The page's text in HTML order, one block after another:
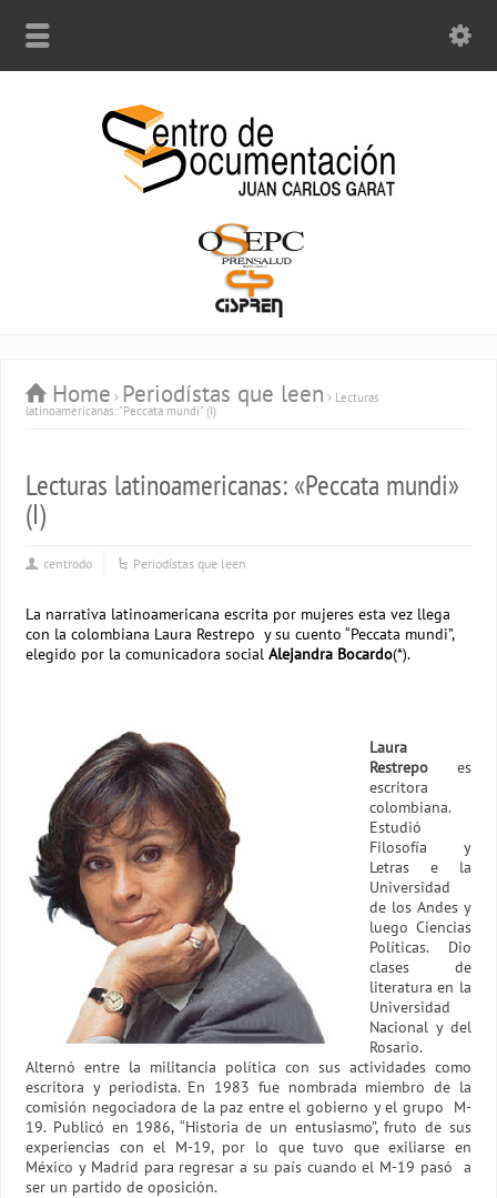
Home Periodístas que leen
Lecturas
latinoamericanas: "Peccata mundi" (I)
Lecturas latinoamericanas: «Peccata mundi»
(I)
centrodo Periodístas que leen
La narrativa latinoamericana escrita por mujeres esta vez llega
con la colombiana Laura Restrepo y su cuento “Peccata mundi”,
elegido por la comunicadora socialAlejandra Bocardo(*).
Laura
Restrepo es
escritora
colombiana.
Estudió
Filosofía y
Letras e la
Universidad
de los Andes y
luego Ciencias
Políticas. Dio
clases de
literatura en la
Universidad
Nacional y del
Rosario.
Alternó entre la militancia política con sus actividades como
escritora y periodista. En 1983 fue nombrada miembro de la
comisión negociadora de la paz entre el gobierno y el grupo M-
19. Publicó en 1986, “Historia de un entusiasmo”, fruto de sus
experiencias con el M-19, por lo que tuvo que exiliarse en
México y Madrid para regresar a su país cuando el M-19 pasó a
ser un partido de oposición.